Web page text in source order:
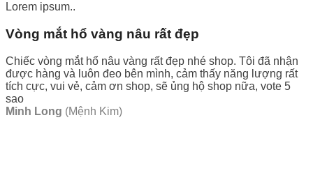
Lorem ipsum..
Vòng mắt hổ vàng nâu rất đẹp
Chiếc vòng mắt hổ nâu vàng rất đẹp nhé shop. Tôi đã nhận
được hàng và luôn đeo bên mình, cảm thấy năng lượng rất
tích cực, vui vẻ, cảm ơn shop, sẽ ủng hộ shop nữa, vote 5
sao
Minh Long (Mệnh Kim)